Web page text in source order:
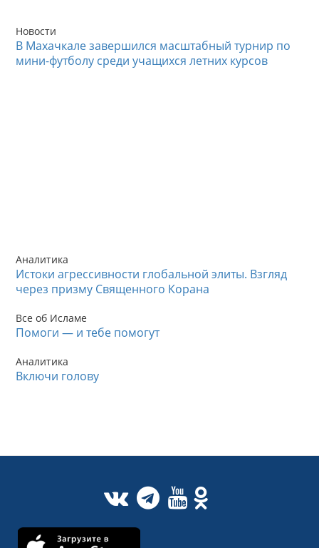
Новости
В Махачкале завершился масштабный турнир по
мини-футболу среди учащихся летних курсов
Аналитика
Истоки агрессивности глобальной элиты. Взгляд
через призму Священного Корана
Все об Исламе
Помоги — и тебе помогут
Аналитика
Включи голову